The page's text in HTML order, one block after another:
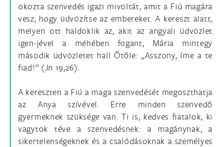
okozta szenvedés igazi mivoltát, amit a Fiú magára
vesz, hogy üdvözítse az embereket. A kereszt alatt,
melyen ott haldoklik az, akit az angyali üdvözlet
igen-jével a méhében fogant, Mária mintegy
második üdvözletet hall Őtőle: „Asszony, íme a te
fiad!” (Jn 19,26).
A kereszten a Fiú a maga szenvedését megoszthatja
az Anya szívével. Erre minden szenvedő
gyermeknek szüksége van. Ti is, kedves fiatalok, ki
vagytok téve a szenvedésnek: a magánynak, a
sikertelenségeknek és a csalódásoknak a személyes